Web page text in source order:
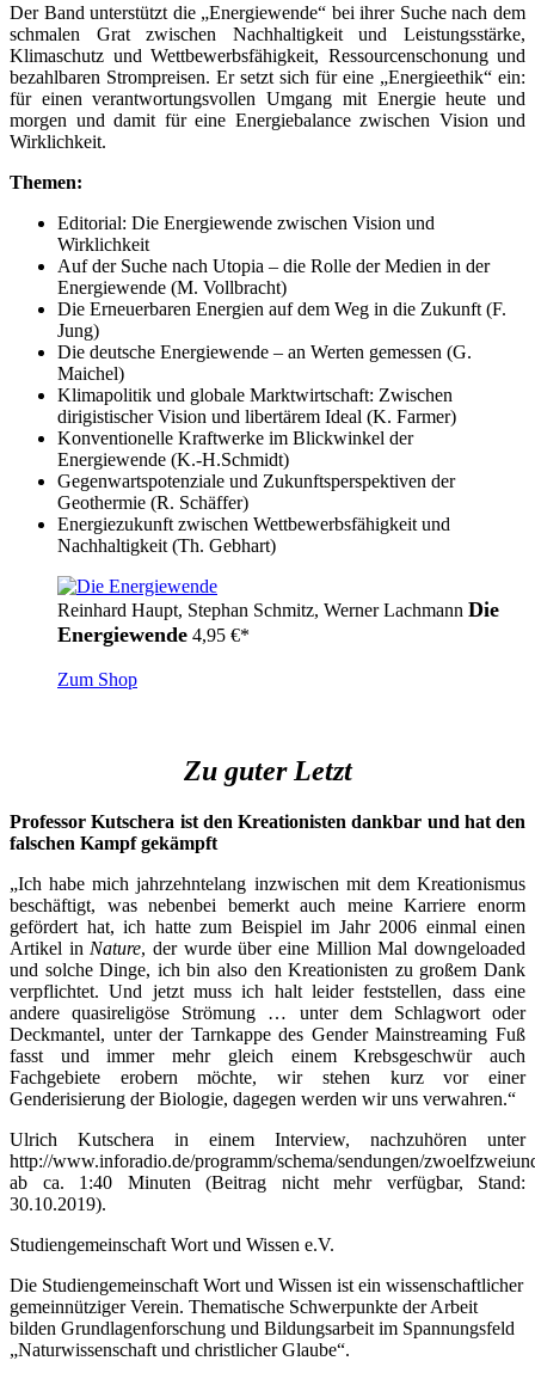
Der Band unterstützt die „Energiewende“ bei ihrer Suche nach dem
schmalen Grat zwischen Nachhaltigkeit und Leistungsstärke,
Klimaschutz und Wettbewerbsfähigkeit, Ressourcenschonung und
bezahlbaren Strompreisen. Er setzt sich für eine „Energieethik“ ein:
für einen verantwortungsvollen Umgang mit Energie heute und
morgen und damit für eine Energiebalance zwischen Vision und
Wirklichkeit.
Themen:
Editorial: Die Energiewende zwischen Vision und
Wirklichkeit
Auf der Suche nach Utopia – die Rolle der Medien in der
Energiewende (M. Vollbracht)
Die Erneuerbaren Energien auf dem Weg in die Zukunft (F.
Jung)
Die deutsche Energiewende – an Werten gemessen (G.
Maichel)
Klimapolitik und globale Marktwirtschaft: Zwischen
dirigistischer Vision und libertärem Ideal (K. Farmer)
Konventionelle Kraftwerke im Blickwinkel der
Energiewende (K.-H.Schmidt)
Gegenwartspotenziale und Zukunftsperspektiven der
Geothermie (R. Schäffer)
Energiezukunft zwischen Wettbewerbsfähigkeit und
Nachhaltigkeit (Th. Gebhart)
Reinhard Haupt, Stephan Schmitz, Werner Lachmann Die
Energiewende 4,95 €*
Zum Shop
Zu guter Letzt
Professor Kutschera ist den Kreationisten dankbar und hat den
falschen Kampf gekämpft
„Ich habe mich jahrzehntelang inzwischen mit dem Kreationismus
beschäftigt, was nebenbei bemerkt auch meine Karriere enorm
gefördert hat, ich hatte zum Beispiel im Jahr 2006 einmal einen
Artikel in Nature, der wurde über eine Million Mal downgeloaded
und solche Dinge, ich bin also den Kreationisten zu großem Dank
verpflichtet. Und jetzt muss ich halt leider feststellen, dass eine
andere quasireligöse Strömung … unter dem Schlagwort oder
Deckmantel, unter der Tarnkappe des Gender Mainstreaming Fuß
fasst und immer mehr gleich einem Krebsgeschwür auch
Fachgebiete erobern möchte, wir stehen kurz vor einer
Genderisierung der Biologie, dagegen werden wir uns verwahren.“
Ulrich Kutschera in einem Interview, nachzuhören unter
http://www.inforadio.de/programm/schema/sendungen/
ab ca. 1:40 Minuten (Beitrag nicht mehr verfügbar, Stand:
30.10.2019).
Studiengemeinschaft Wort und Wissen e.V.
Die Studiengemeinschaft Wort und Wissen ist ein wissenschaftlicher
gemeinnütziger Verein. Thematische Schwerpunkte der Arbeit
bilden Grundlagenforschung und Bildungsarbeit im Spannungsfeld
„Naturwissenschaft und christlicher Glaube“.